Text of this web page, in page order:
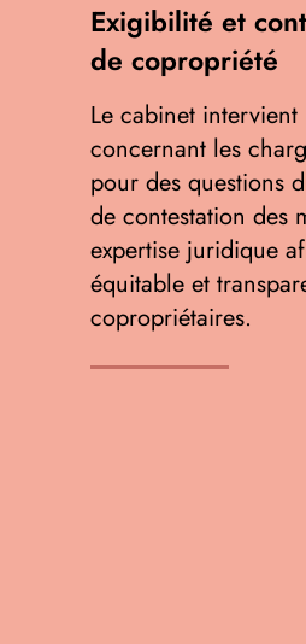
Exigibilité et
de copropriété
Le cabinet
concernant les
pour des questions
de contestation des
expertise juridique
équitable et
copropriétaires.